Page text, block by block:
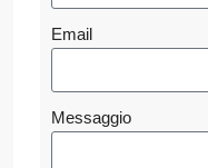
Email
Messaggio